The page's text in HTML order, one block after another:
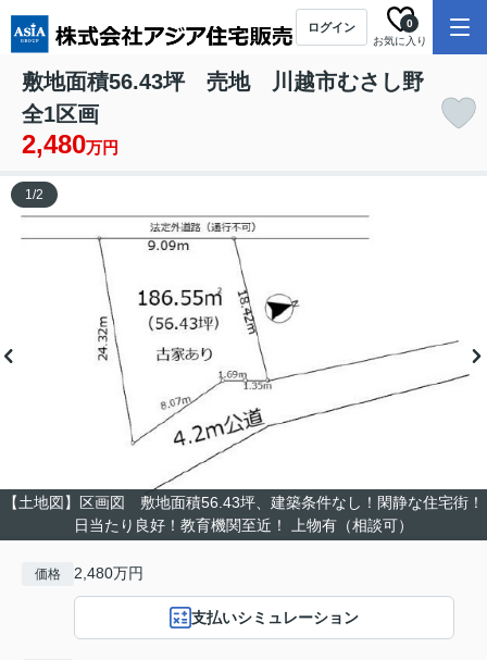
ログイン
お気に入り
0
敷地面積56.43坪 売地 川越市むさし野
全1区画
2,480万円
【土地図】区画図 敷地面積56.43坪、建築条件なし！閑静な住宅街！
日当たり良好！教育機関至近！ 上物有（相談可）
1/2
価格 2,480万円
支払いシミュレーション